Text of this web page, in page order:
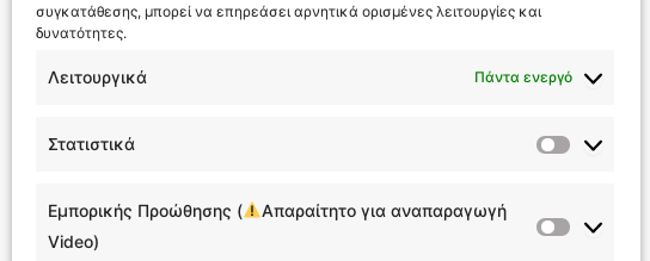
συγκατάθεσης, μπορεί να επηρεάσει αρνητικά ορισμένες λειτουργίες και
δυνατότητες.
Λειτουργικά Πάντα ενεργό
Στατιστικά
Στατιστικά
Εμπορικής Προώθησης (
Απαραίτητο για αναπαραγωγή
Video)
Εμπορικής
Designed & Developed byFlare
ask@datatutor.gr
@datatutorgreece